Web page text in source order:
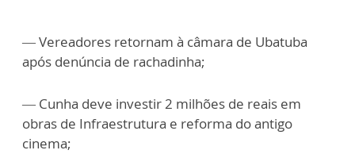
— Vereadores retornam à câmara de Ubatuba
após denúncia de rachadinha;
— Cunha deve investir 2 milhões de reais em
obras de Infraestrutura e reforma do antigo
cinema;